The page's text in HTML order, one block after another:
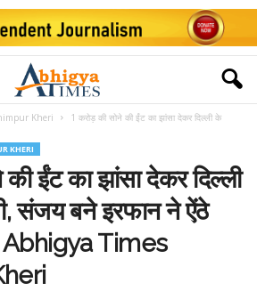
Kheri
1 करोड़ की सोने की ईंट का झांसा देकर दिल्‍ली के
KHERI
ईंट का झांसा देकर दिल्‍ली
संजय बने इरफान ने ऐंठे
Abhigya Times